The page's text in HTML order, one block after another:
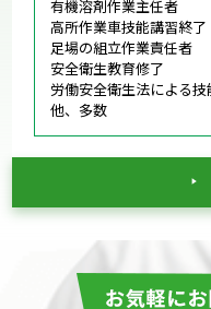
有機溶剤作業主任者
高所作業車技能講習終了
足場の組立作業責任者
安全衛生教育修了
労働安全衛生法による
他、多数